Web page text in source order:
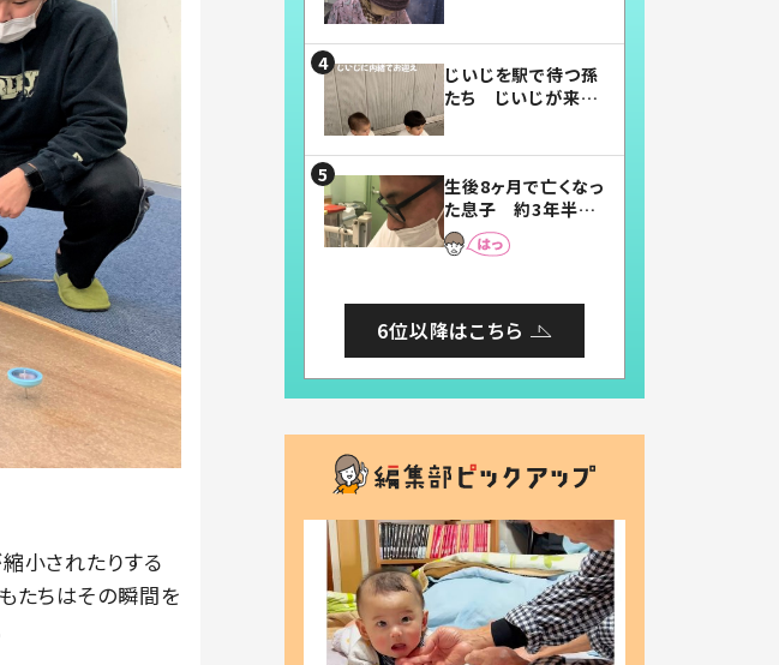
小されたりする
たちはその瞬間を
じいじを駅で待つ孫
たち じいじが来た
まらない」「幸せにな
れる」
生後8ヶ月で亡くなっ
た息子 約3年半
後、当時の妻の日記
に書いてあった本音
6位以降はこちら